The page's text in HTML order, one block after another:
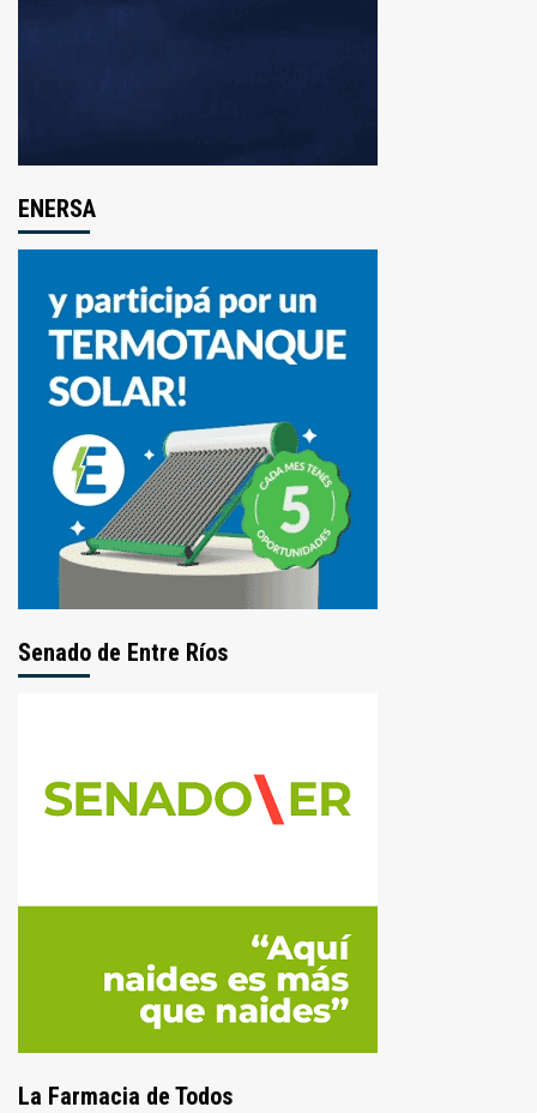
ENERSA
Senado de Entre Ríos
La Farmacia de Todos